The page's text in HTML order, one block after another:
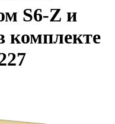
S6-Z и
комплекте